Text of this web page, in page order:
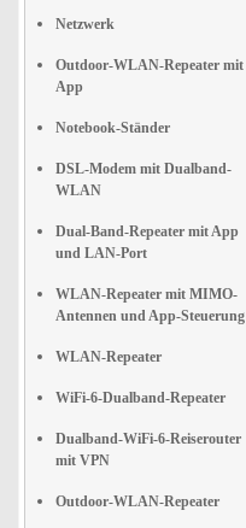
Netzwerk
Outdoor-WLAN-Repeater mit
App
Notebook-Ständer
DSL-Modem mit Dualband-
WLAN
Dual-Band-Repeater mit App
und LAN-Port
WLAN-Repeater mit MIMO-
Antennen und App-Steuerung
WLAN-Repeater
WiFi-6-Dualband-Repeater
Dualband-WiFi-6-Reiserouter
mit VPN
Outdoor-WLAN-Repeater